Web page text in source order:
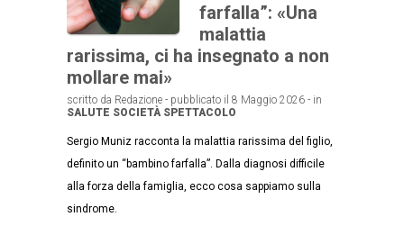
farfalla”: «Una
malattia
rarissima, ci ha insegnato a non
mollare mai»
scritto da Redazione - pubblicato il 8 Maggio 2026 - in
SALUTE SOCIETÀ SPETTACOLO
Sergio Muniz racconta la malattia rarissima del figlio,
definito un “bambino farfalla”. Dalla diagnosi difficile
alla forza della famiglia, ecco cosa sappiamo sulla
sindrome.